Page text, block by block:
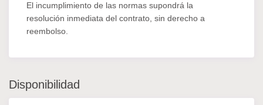
El incumplimiento de las normas supondrá la
resolución inmediata del contrato, sin derecho a
reembolso.
Disponibilidad